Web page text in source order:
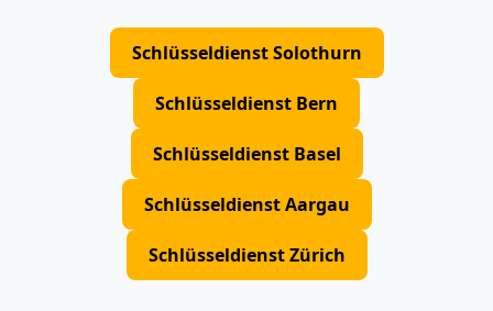
Schlüsseldienst Solothurn
Schlüsseldienst Bern
Schlüsseldienst Basel
Schlüsseldienst Aargau
Schlüsseldienst Zürich